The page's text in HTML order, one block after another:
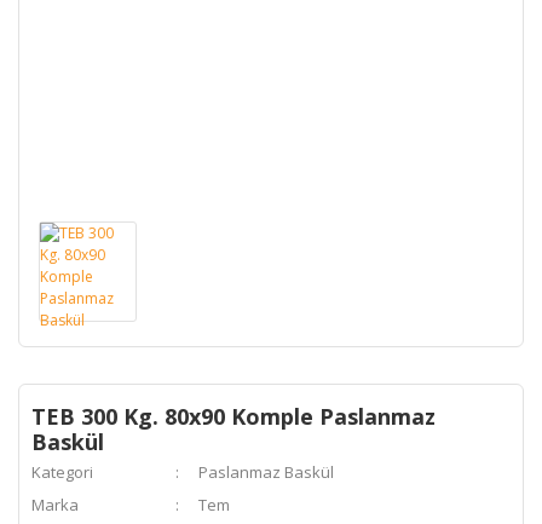
TEB 300 Kg. 80x90 Komple Paslanmaz
Baskül
Kategori
Paslanmaz Baskül
Marka
Tem